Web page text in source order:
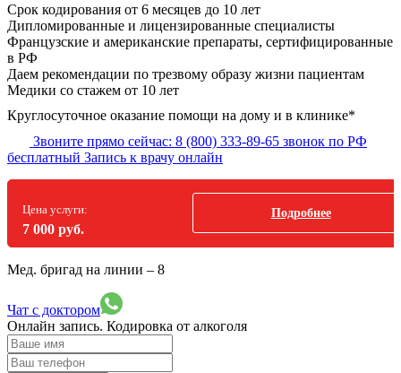
Срок кодирования от 6 месяцев до 10 лет
Дипломированные и лицензированные специалисты
Французские и американские препараты, сертифицированные
в РФ
Даем рекомендации по трезвому образу жизни пациентам
Медики со стажем от 10 лет
Круглосуточное оказание помощи на дому и в клинике*
Звоните прямо сейчас: 8 (800) 333-89-65 звонок по РФ
бесплатный Запись к врачу онлайн
Цена услуги:
7 000 руб.
Подробнее
Мед. бригад на линии – 8
Чат с доктором
Онлайн запись. Кодировка от алкоголя